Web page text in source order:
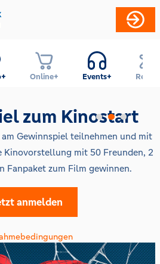
Online+ Events+ Reise+
zum Kinostart
Gewinnspiel teilnehmen und mit
Kinovorstellung mit 50 Freunden, 2
Fanpaket zum Film gewinnen.
anmelden